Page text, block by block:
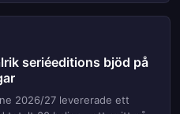
seriéeditions bjöd på
2026/27 levererade ett